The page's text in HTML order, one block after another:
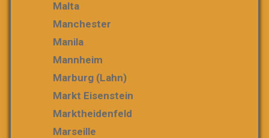
Malta
Manchester
Manila
Mannheim
Marburg (Lahn)
Markt Eisenstein
Marktheidenfeld
Marseille